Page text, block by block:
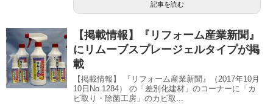
記事を読む
【掲載情報】『リフォーム産業新聞』
にリムーブスプレージェルタイプが掲
載
【掲載情報】 『リフォーム産業新聞』（2017年10月
10日No.1284） の「差別化建材」のコーナーに「カ
ビ取り・除菌工房」のカビ取...